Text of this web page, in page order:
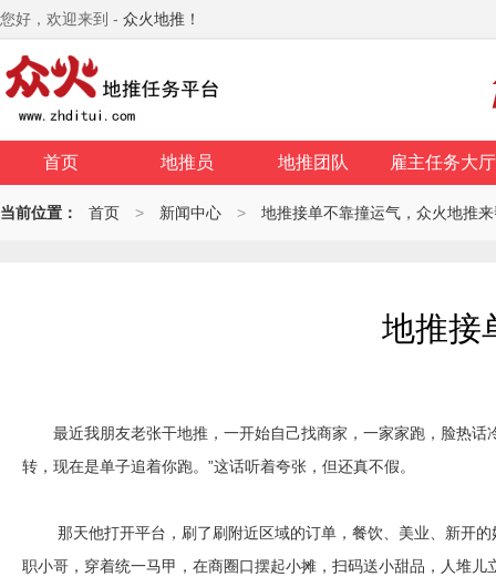
您好，欢迎来到 - 众火地推！
首页 地推员 地推团队 雇主任务大厅
当前位置： 首页 > 新闻中心 > 地推接单不靠撞运气，众火地推
地推接
最近我朋友老张干地推，一开始自己找商家，一家家跑，脸热话
转，现在是单子追着你跑。”这话听着夸张，但还真不假。
那天他打开平台，刷了刷附近区域的订单，餐饮、美业、新开的
职小哥，穿着统一马甲，在商圈口摆起小摊，扫码送小甜品，人堆